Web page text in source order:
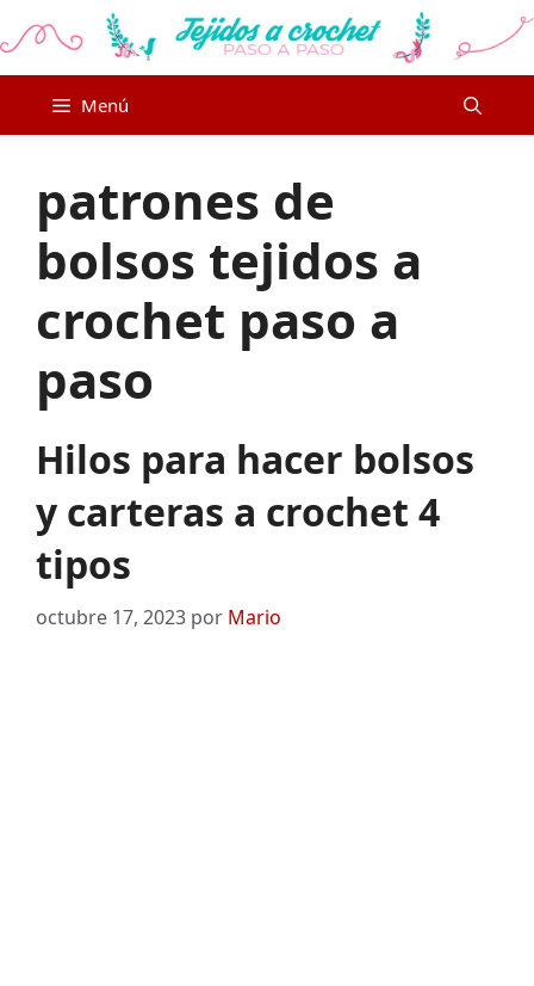
al
Menú
patrones de
bolsos tejidos a
crochet paso a
paso
Hilos para hacer bolsos
y carteras a crochet 4
tipos
octubre 17, 2023 por Mario